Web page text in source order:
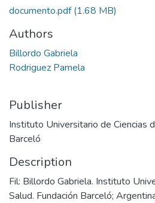
documento.pdf(1.68 MB)
Authors
Billordo Gabriela
Rodriguez Pamela
Publisher
Instituto Universitario de Ciencias
Barceló
Description
Fil: Billordo Gabriela. Instituto
Salud. Fundación Barceló;